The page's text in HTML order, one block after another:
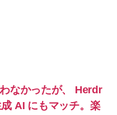
なかったが、 Herdr
AI にもマッチ。楽